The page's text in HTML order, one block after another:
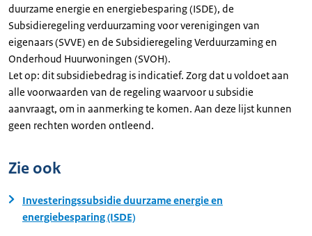
duurzame energie en energiebesparing (ISDE), de
Subsidieregeling verduurzaming voor verenigingen van
eigenaars (SVVE) en de Subsidieregeling Verduurzaming en
Onderhoud Huurwoningen (SVOH).
Let op: dit subsidiebedrag is indicatief. Zorg dat u voldoet aan
alle voorwaarden van de regeling waarvoor u subsidie
aanvraagt, om in aanmerking te komen. Aan deze lijst kunnen
geen rechten worden ontleend.
Zie ook
Investeringssubsidie duurzame energie en
energiebesparing (ISDE)